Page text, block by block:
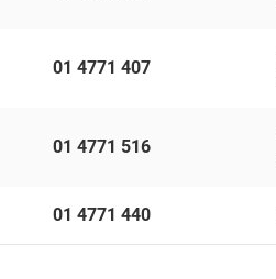
01 4771 407
01 4771 516
01 4771 440